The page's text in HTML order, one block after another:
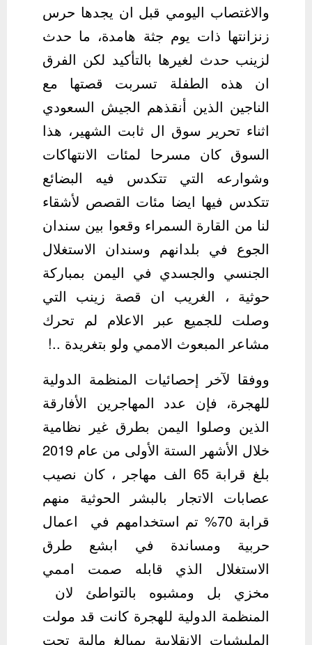
والاغتصاب اليومي قبل ان يجدها حرس
زنزانتها ذات يوم جثة هامدة، ما حدث
لزينب حدث لغيرها بالتأكيد لكن الفرق
ان هذه الطفلة تسربت قصتها مع
الناجين الذين أنقذهم الجيش السعودي
اثناء تحرير سوق ال ثابت الشهير، هذا
السوق كان مسرحا لمئات الانتهاكات
وشوارعه التي تتكدس فيه البضائع
تتكدس فيها ايضا مئات القصص لأشقاء
لنا من القارة السمراء وقعوا بين سندان
الجوع في بلدانهم وسندان الاستغلال
الجنسي والجسدي في اليمن بمباركة
حوثية ، الغريب ان قصة زينب التي
وصلت للجميع عبر الاعلام لم تحرك
مشاعر المبعوث الاممي ولو بتغريدة ..!
ووفقا لآخر إحصائيات المنظمة الدولية
للهجرة، فإن عدد المهاجرين الأفارقة
الذين وصلوا اليمن بطرق غير نظامية
خلال الأشهر الستة الأولى من عام 2019
بلغ قرابة 65 الف مهاجر ، كان نصيب
عصابات الاتجار بالبشر الحوثية منهم
قرابة 70% تم استخدامهم في اعمال
حربية ومساندة في ابشع طرق
الاستغلال الذي قابله صمت اممي
مخزي بل ومشبوه بالتواطئ لان
المنظمة الدولية للهجرة كانت قد مولت
المليشيات الانقلابية بمبالغ مالية تحت